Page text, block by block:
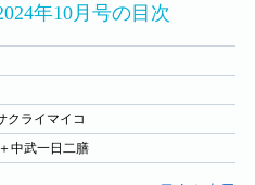
年10月号の目次
ライマイコ
中武一日二膳